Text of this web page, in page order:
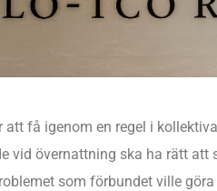
få igenom en regel i
vid övernattning ska ha rätt att
som förbundet ville